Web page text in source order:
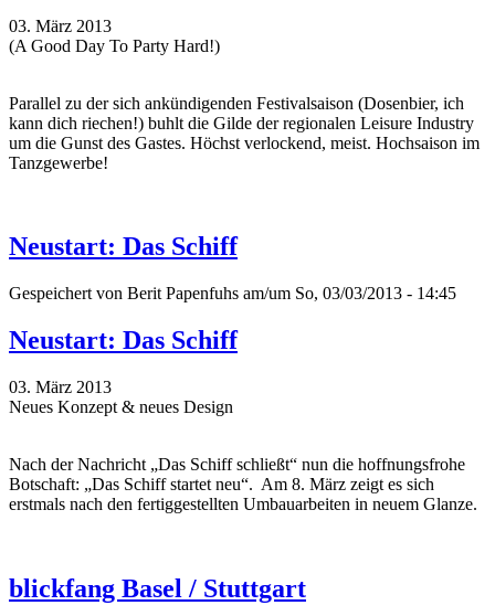
03. März 2013
(A Good Day To Party Hard!)
Parallel zu der sich ankündigenden Festivalsaison (Dosenbier, ich
kann dich riechen!) buhlt die Gilde der regionalen Leisure Industry
um die Gunst des Gastes. Höchst verlockend, meist. Hochsaison im
Tanzgewerbe!
Neustart: Das Schiff
Gespeichert von Berit Papenfuhs am/um So, 03/03/2013 - 14:45
Neustart: Das Schiff
03. März 2013
Neues Konzept & neues Design
Nach der Nachricht „Das Schiff schließt“ nun die hoffnungsfrohe
Botschaft: „Das Schiff startet neu“. Am 8. März zeigt es sich
erstmals nach den fertiggestellten Umbauarbeiten in neuem Glanze.
blickfang Basel / Stuttgart